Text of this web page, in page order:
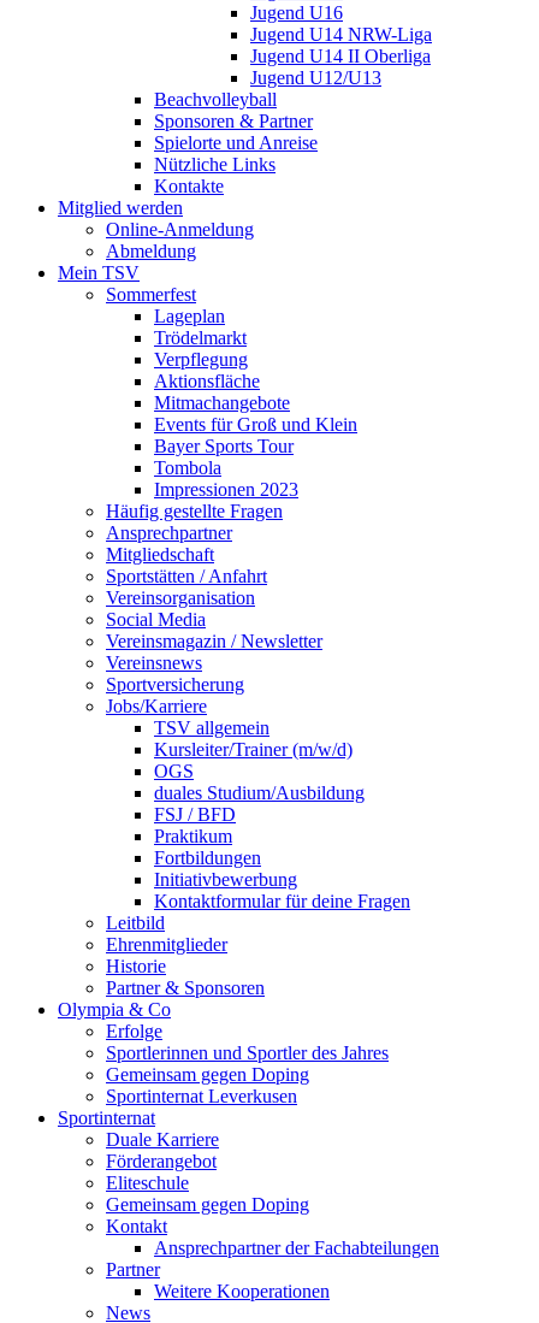
Jugend U16
Jugend U14 NRW-Liga
Jugend U14 II Oberliga
Jugend U12/U13
Beachvolleyball
Sponsoren & Partner
Spielorte und Anreise
Nützliche Links
Kontakte
Mitglied werden
Online-Anmeldung
Abmeldung
Mein TSV
Sommerfest
Lageplan
Trödelmarkt
Verpflegung
Aktionsfläche
Mitmachangebote
Events für Groß und Klein
Bayer Sports Tour
Tombola
Impressionen 2023
Häufig gestellte Fragen
Ansprechpartner
Mitgliedschaft
Sportstätten / Anfahrt
Vereinsorganisation
Social Media
Vereinsmagazin / Newsletter
Vereinsnews
Sportversicherung
Jobs/Karriere
TSV allgemein
Kursleiter/Trainer (m/w/d)
OGS
duales Studium/Ausbildung
FSJ / BFD
Praktikum
Fortbildungen
Initiativbewerbung
Kontaktformular für deine Fragen
Leitbild
Ehrenmitglieder
Historie
Partner & Sponsoren
Olympia & Co
Erfolge
Sportlerinnen und Sportler des Jahres
Gemeinsam gegen Doping
Sportinternat Leverkusen
Sportinternat
Duale Karriere
Förderangebot
Eliteschule
Gemeinsam gegen Doping
Kontakt
Ansprechpartner der Fachabteilungen
Partner
Weitere Kooperationen
News